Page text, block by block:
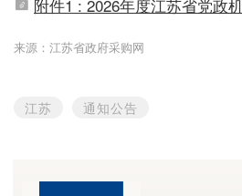
来源：江苏省政府采购网
江苏 通知公告